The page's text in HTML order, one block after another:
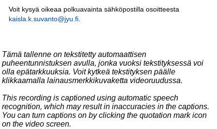
Voit kysyä oikeaa polkuavainta sähköpostilla osoitteesta
kaisla.k.suvanto@jyu.fi.
Tämä tallenne on tekstitetty automaattisen
puheentunnistuksen avulla, jonka vuoksi tekstityksessä voi
olla epätarkkuuksia. Voit kytkeä tekstityksen päälle
klikkaamalla lainausmerkkikuvaketta videoruudussa.
This recording is captioned using automatic speech
recognition, which may result in inaccuracies in the captions.
You can turn captions on by clicking the quotation mark icon
on the video screen.